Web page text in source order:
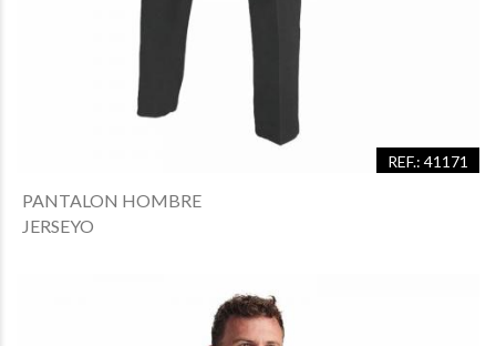
REF.: 41171
PANTALON HOMBRE
JERSEYO